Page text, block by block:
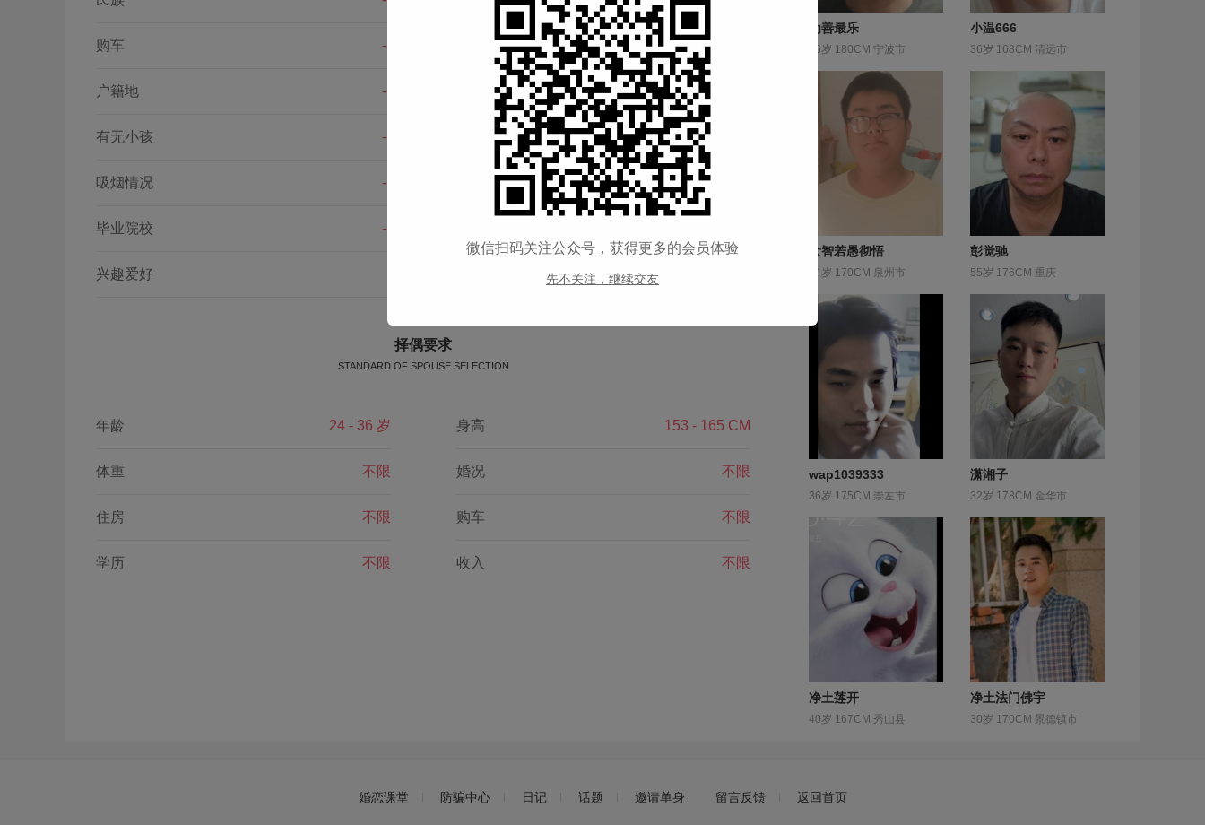
购车 --
户籍地 -- 交友类型 征婚交友
有无小孩 -- 宗教信仰 大乘佛教
吸烟情况 -- 喝酒情况
毕业院校 --
兴趣爱好
择偶要求
STANDARD OF SPOUSE SELECTION
年龄 24 - 36 岁 身高 153 - 165 CM
体重 不限 婚况 不限
住房 不限 购车 不限
学历 不限 收入 不限
为善最乐
56岁 180CM 宁波市
小温666
36岁 168CM 清远市
大智若愚彻悟
24岁 170CM 泉州市
彭觉驰
55岁 176CM 重庆
wap1039333
36岁 175CM 崇左市
潇湘子
32岁 178CM 金华市
净土莲开
40岁 167CM 秀山县
净土法门佛宇
30岁 170CM 景德镇市
婚恋课堂 防骗中心 日记 话题 邀请单身 留言反馈 返回首页
微信扫码关注公众号，获得更多的会员体验
先不关注，继续交友